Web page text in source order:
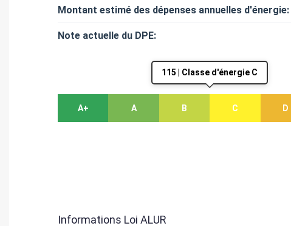
Montant estimé des dépenses annuelles d'énergie:
Note actuelle du DPE:
A+ A B
115 | Classe d'énergie C
C D
Informations Loi ALUR